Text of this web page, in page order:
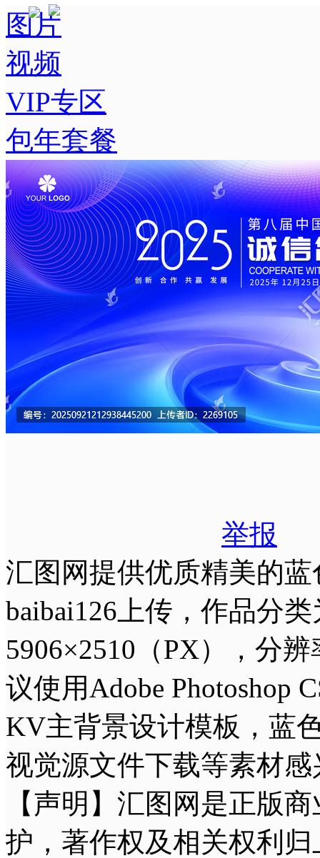
图片
视频
VIP专区
包年套餐
举报
汇图网提供优质精美的
baibai126上传，作品分
5906×2510（PX），分
议使用Adobe Photoshop
KV主背景设计模板，蓝
视觉源文件下载等素材感
【声明】汇图网是正版
护，著作权及相关权利